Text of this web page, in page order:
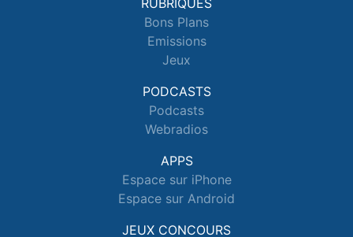
RUBRIQUES
Bons Plans
Emissions
Jeux
PODCASTS
Podcasts
Webradios
APPS
Espace sur iPhone
Espace sur Android
JEUX CONCOURS